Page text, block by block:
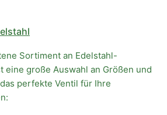
Sortiment an Edelstahl-
eine große Auswahl an Größen und
perfekte Ventil für Ihre